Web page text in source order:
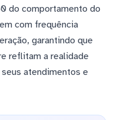
do comportamento do
com frequência
garantindo que
reflitam a realidade
atendimentos e